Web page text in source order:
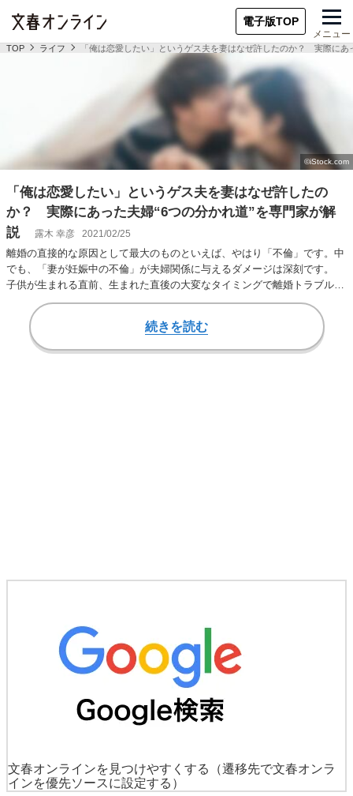
電子版TOP
メニュー
TOP ライフ 「俺は恋愛したい」というゲス夫を妻はなぜ許したのか？ 実際にあ
「俺は恋愛したい」というゲス夫を妻はなぜ許したの
か？ 実際にあった夫婦“6つの分かれ道”を専門家が解
説
露木 幸彦 2021/02/25
離婚の直接的な原因として最大のものといえば、やはり「不倫」です。中
でも、「妻が妊娠中の不倫」が夫婦関係に与えるダメージは深刻です。
子供が生まれる直前、生まれた直後の大変なタイミングで離婚トラブルま
で抱えて、精神的…
続きを読む
文春オンラインを見つけやすくする
（遷移先で文春オンラ
インを優先ソースに設定する）